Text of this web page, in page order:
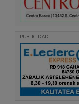
PUBLICIDAD